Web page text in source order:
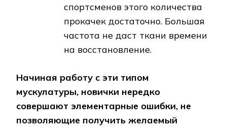
спортсменов этого количества
прокачек достаточно. Большая
частота не даст ткани времени
на восстановление.
Начиная работу с эти типом
мускулатуры, новички нередко
совершают элементарные ошибки, не
позволяющие получить желаемый